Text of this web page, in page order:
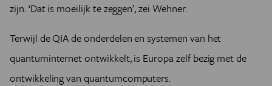
zijn. ‘Dat is moeilijk te zeggen’, zei Wehner.
Terwijl de QIA de onderdelen en systemen van het
quantuminternet ontwikkelt, is Europa zelf bezig met de
ontwikkeling van quantumcomputers.